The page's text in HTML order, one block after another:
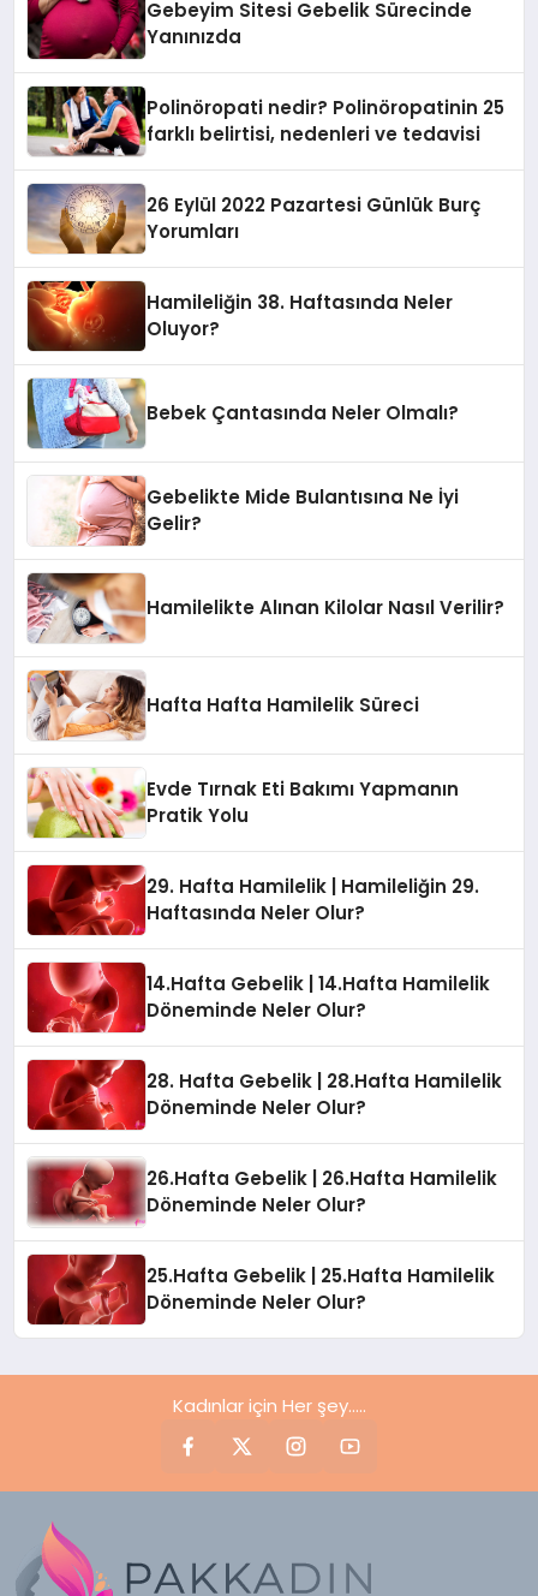
Gebeyim Sitesi Gebelik Sürecinde
Yanınızda
Polinöropati nedir? Polinöropatinin 25
farklı belirtisi, nedenleri ve tedavisi
26 Eylül 2022 Pazartesi Günlük Burç
Yorumları
Hamileliğin 38. Haftasında Neler
Oluyor?
Bebek Çantasında Neler Olmalı?
Gebelikte Mide Bulantısına Ne İyi
Gelir?
Hamilelikte Alınan Kilolar Nasıl Verilir?
Hafta Hafta Hamilelik Süreci
Evde Tırnak Eti Bakımı Yapmanın
Pratik Yolu
29. Hafta Hamilelik | Hamileliğin 29.
Haftasında Neler Olur?
14.Hafta Gebelik | 14.Hafta Hamilelik
Döneminde Neler Olur?
28. Hafta Gebelik | 28.Hafta Hamilelik
Döneminde Neler Olur?
26.Hafta Gebelik | 26.Hafta Hamilelik
Döneminde Neler Olur?
25.Hafta Gebelik | 25.Hafta Hamilelik
Döneminde Neler Olur?
Kadınlar için Her şey.....